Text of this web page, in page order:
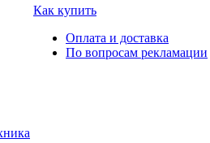
Как купить
Оплата и доставка
По вопросам рекламации